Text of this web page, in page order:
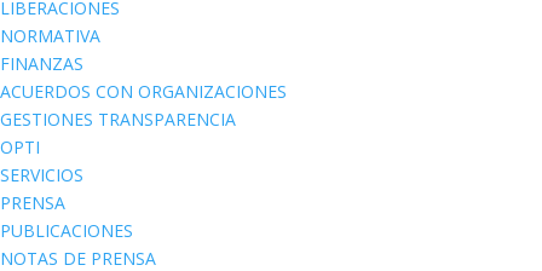
LIBERACIONES
NORMATIVA
FINANZAS
ACUERDOS CON ORGANIZACIONES
GESTIONES TRANSPARENCIA
OPTI
SERVICIOS
PRENSA
PUBLICACIONES
NOTAS DE PRENSA